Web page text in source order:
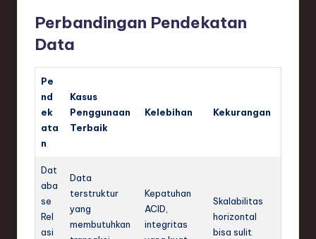
Perbandingan Pendekatan
Data
Pe
nd
ek
ata
n
Kasus
Penggunaan
Terbaik
Kelebihan Kekurangan
Dat
aba
se
Rel
asi
Data
terstruktur
yang
membutuhkan
Kepatuhan
ACID,
integritas
Skalabilitas
horizontal
bisa sulit